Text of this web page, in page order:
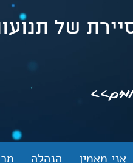
של
הנהלה אני מאמין